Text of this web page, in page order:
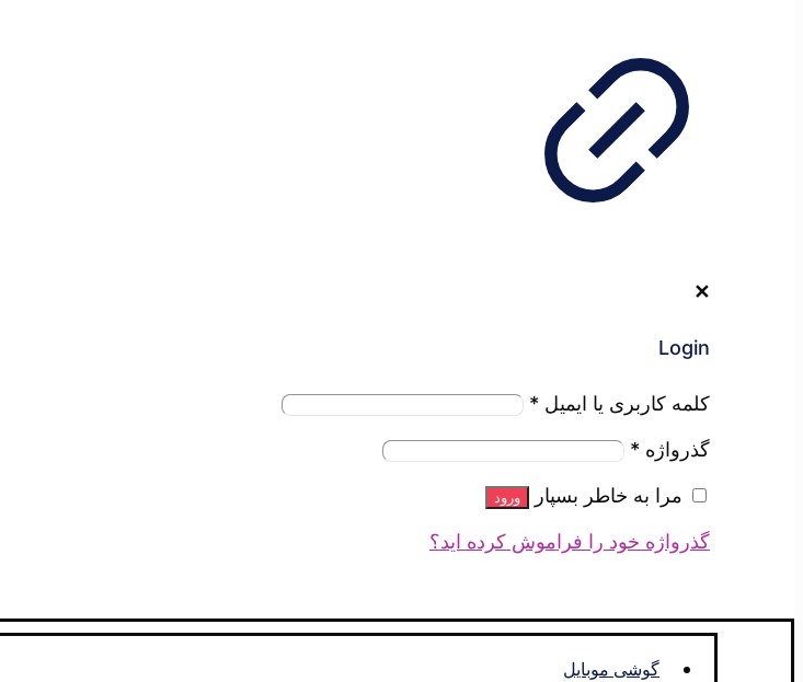
✕
Login
کلمه کاربری یا ایمیل *
گذرواژه *
مرا به خاطر بسپار
ورود
گذرواژه خود را فراموش کرده اید؟
گوشی موبایل